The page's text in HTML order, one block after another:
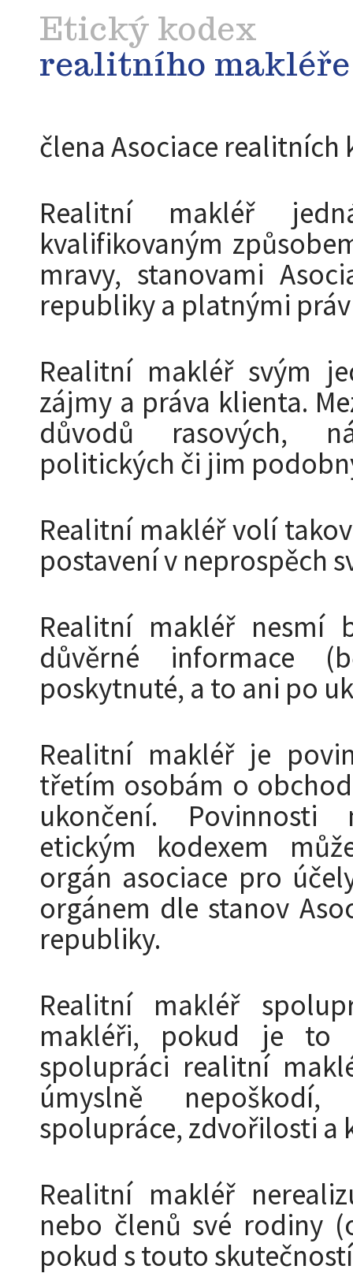
Etický kodex
realitního makléře
člena Asociace realitních
Realitní makléř
kvalifikovaným
mravy, stanovami
republiky a platnými
Realitní makléř svým
zájmy a práva klienta.
důvodů rasových,
politických či jim
Realitní makléř volí
postavení v neprospěch
Realitní makléř nesmí
důvěrné informace
poskytnuté, a to ani po
Realitní makléř je
třetím osobám o
ukončení. Povinnosti
etickým kodexem
orgán asociace pro
orgánem dle stanov
republiky.
Realitní makléř
makléři, pokud je to
spolupráci realitní
úmyslně
spolupráce, zdvořilosti a
Realitní makléř
nebo členů své rodiny
pokud s touto